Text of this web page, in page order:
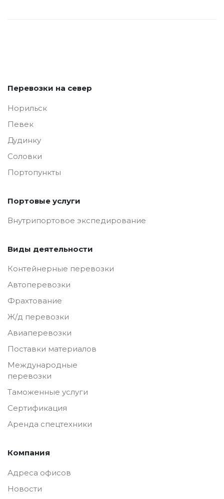
Перевозки на север
Норильск
Певек
Дудинку
Соловки
Портопункты
Портовые услуги
Внутрипортовое экспедирование
Виды деятельности
Контейнерные перевозки
Автоперевозки
Фрахтование
Ж/д перевозки
Авиаперевозки
Поставки материалов
Международные
перевозки
Таможенные услуги
Сертификация
Аренда спецтехники
Компания
Адреса офисов
Новости